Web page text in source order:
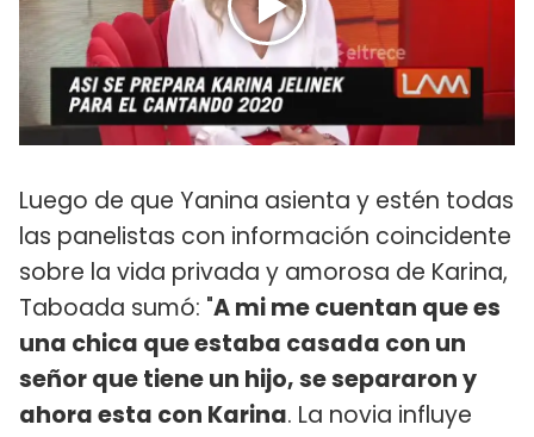
Luego de que Yanina asienta y estén todas
las panelistas con información coincidente
sobre la vida privada y amorosa de Karina,
Taboada sumó: "A mi me cuentan que es
una chica que estaba casada con un
señor que tiene un hijo, se separaron y
ahora esta con Karina. La novia influye